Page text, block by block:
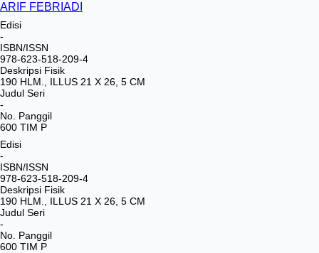
ARIF FEBRIADI
Edisi
-
ISBN/ISSN
978-623-518-209-4
Deskripsi Fisik
190 HLM., ILLUS 21 X 26, 5 CM
Judul Seri
-
No. Panggil
600 TIM P
Edisi
-
ISBN/ISSN
978-623-518-209-4
Deskripsi Fisik
190 HLM., ILLUS 21 X 26, 5 CM
Judul Seri
-
No. Panggil
600 TIM P